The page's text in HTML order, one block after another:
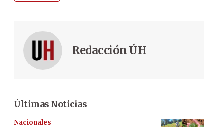
Redacción ÚH
Últimas Noticias
Nacionales